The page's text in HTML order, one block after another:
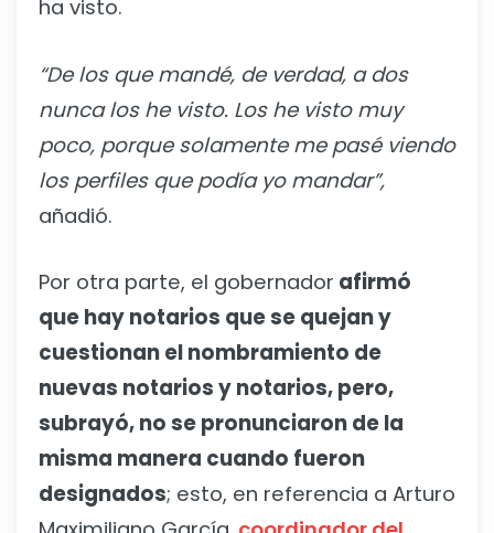
ha visto.
“De los que mandé, de verdad, a dos
nunca los he visto. Los he visto muy
poco, porque solamente me pasé viendo
los perfiles que podía yo mandar”,
añadió.
Por otra parte, el gobernador afirmó
que hay notarios que se quejan y
cuestionan el nombramiento de
nuevas notarios y notarios, pero,
subrayó, no se pronunciaron de la
misma manera cuando fueron
designados; esto, en referencia a Arturo